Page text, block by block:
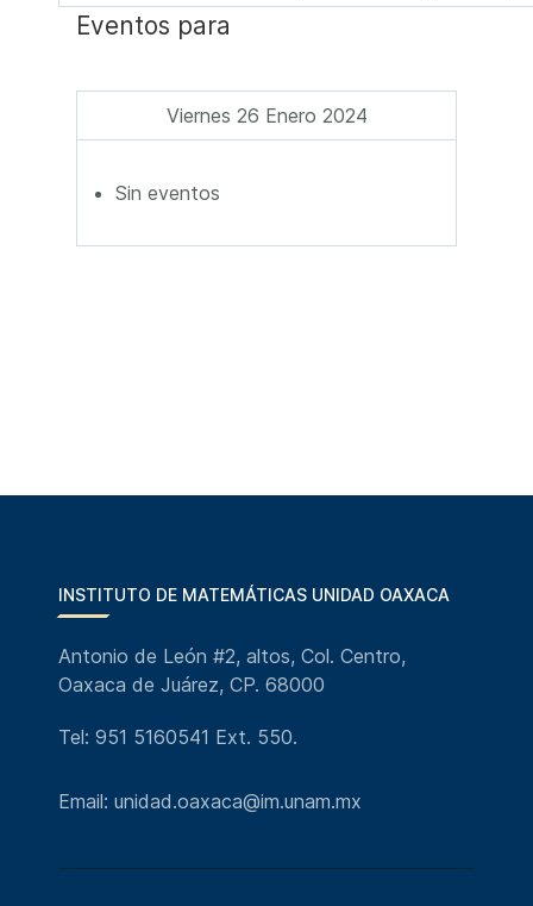
Eventos para
Viernes 26 Enero 2024
Sin eventos
INSTITUTO DE MATEMÁTICAS UNIDAD OAXACA
Antonio de León #2, altos, Col. Centro,
Oaxaca de Juárez, CP. 68000
Tel: 951 5160541 Ext. 550.
Email: unidad.oaxaca@im.unam.mx